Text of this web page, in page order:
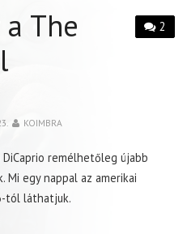
2
The
KOIMBRA
remélhetőleg újabb
egy nappal az amerikai
tól láthatjuk.